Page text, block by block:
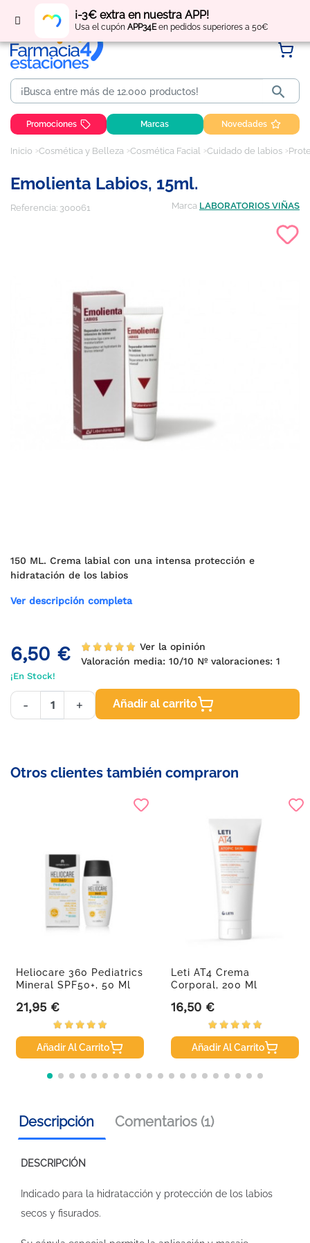
¡-3€ extra en nuestra APP!
Usa el cupón APP34Een pedidos superiores a 50€
Regístratey obtén puntos por tus compras

Promociones Marcas Novedades
Inicio Cosmética y Belleza Cosmética Facial Cuidado de labios
Emolienta Labios, 15ml.
Referencia: 300061 Marca LABORATORIOS VIÑAS
150 ML. Crema labial con una intensa protección e
hidratación de los labios
Ver descripción completa
6,50 €
Ver la opinión
Valoración media: 10/10 Nº valoraciones: 1
¡En Stock!
- + Añadir al carrito
Otros clientes también compraron
Heliocare 360 Pediatrics
Mineral SPF50+, 50 Ml
Precio
21,95 €
Añadir Al Carrito
Leti AT4 Crema
Corporal, 200 Ml
Precio
16,50 €
Añadir Al Carrito
Descripción Comentarios (1)
DESCRIPCIÓN
Indicado para la hidratacción y protección de los labios
secos y fisurados.